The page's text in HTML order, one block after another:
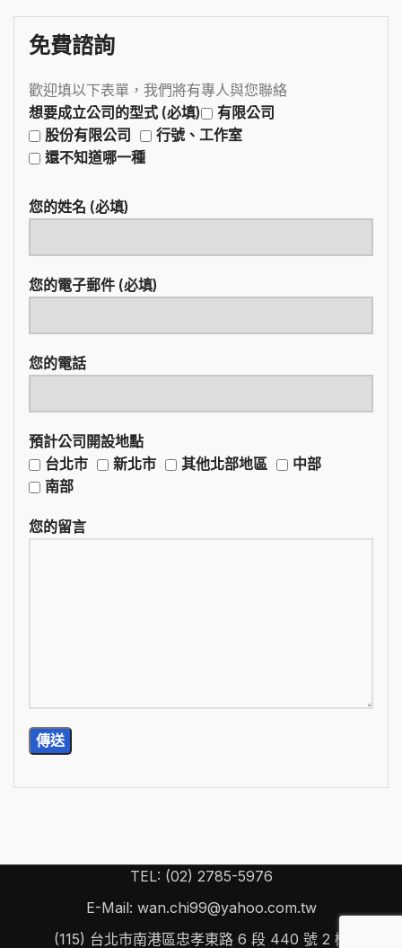
免費諮詢
歡迎填以下表單，我們將有專人與您聯絡
想要成立公司的型式 (必填)
有限公司
股份有限公司
行號、工作室
還不知道哪一種
您的姓名 (必填)
您的電子郵件 (必填)
您的電話
預計公司開設地點
台北市
新北市 其他北部地區
中部
南部
您的留言
TEL: (02) 2785-5976
E-Mail: wan.chi99@yahoo.com.tw
(115) 台北市南港區忠孝東路 6 段 440 號 2 樓